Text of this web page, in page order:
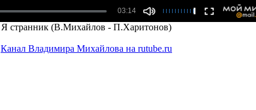
Я странник (В.Михайлов - П.Харитонов)
Канал Владимира Михайлова на rutube.ru